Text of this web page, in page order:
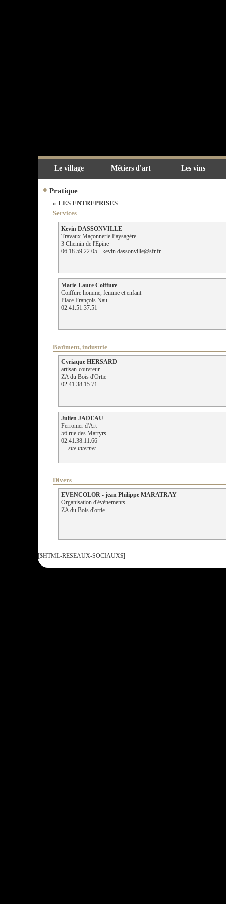
Le village Métiers d'art Les vins
• Pratique
» LES ENTREPRISES
Services
Kevin DASSONVILLE
Travaux Maçonnerie Paysagère
3 Chemin de l'Epine
06 18 59 22 05 - kevin.dassonville@sfr.fr
Marie-Laure Coiffure
Coiffure homme, femme et enfant
Place François Nau
02.41.51.37.51
Batîment, industrie
Cyriaque HERSARD
artisan-couvreur
ZA du Bois d'Ortie
02.41.38.15.71
Julien JADEAU
Ferronier d'Art
56 rue des Martyrs
02.41.38.11.66
site internet
Divers
EVENCOLOR - jean Philippe MARATRAY
Organisation d'évènements
ZA du Bois d'ortie
[$HTML-RESEAUX-SOCIAUX$]